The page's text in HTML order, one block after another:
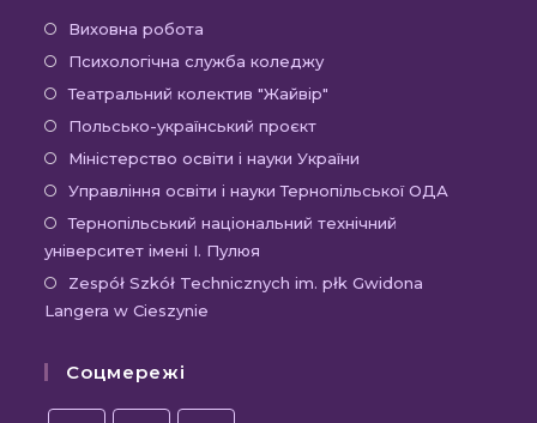
Виховна робота
в
новій
вкладці
Психологічна служба коледжуВідкриється
в
вкладці
Театральний колектив "Жайвір"
новій
вкладці
Польсько-український проєктВідкриється
в
новій
вкладці
Міністерство освіти і науки України
в
новій
Управління освіти і науки Тернопільської ОДА
Тернопільський національний технічний
університет імені І. Пулюя
Zespół Szkół Technicznych im. płk Gwidona
Langera w Cieszynie
Соцмережі